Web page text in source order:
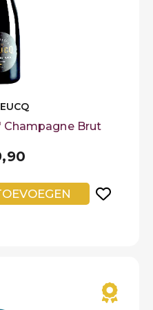
Champagne Brut